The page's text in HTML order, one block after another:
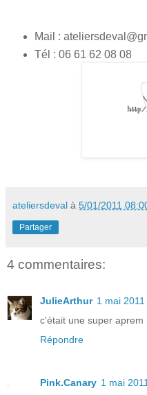
Mail :
Tél : 06 61 62 08 08
ateliersdeval à 5/01/2011
Partager
4 commentaires:
JulieArthur 1 mai 2011
c'était une super aprem
Répondre
Pink.Canary 1 mai